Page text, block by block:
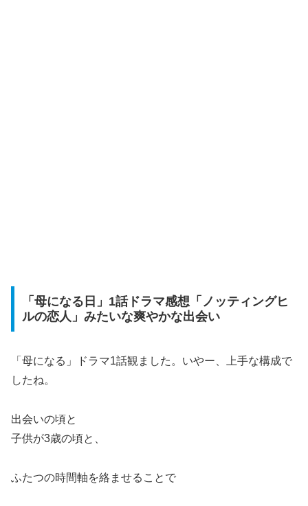
「母になる日」1話ドラマ感想「ノッティングヒ
ルの恋人」みたいな爽やかな出会い
「母になる」ドラマ1話観ました。いやー、上手な構成で
したね。
出会いの頃と
子供が3歳の頃と、
ふたつの時間軸を絡ませることで